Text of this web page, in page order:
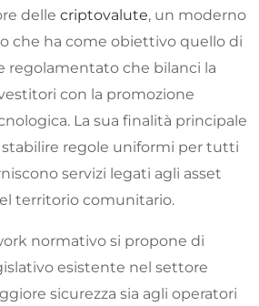
delle criptovalute, un moderno
che ha come obiettivo quello di
regolamentato che bilanci la
con la promozione
La sua finalità principale
regole uniformi per tutti
servizi legati agli asset
territorio comunitario.
normativo si propone di
esistente nel settore
sicurezza sia agli operatori